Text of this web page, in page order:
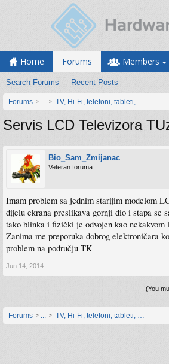
Home Forums
Search Forums Recent Posts
Members
Forums ... TV, Hi-Fi, telefoni, tableti, satovi,
Servis LCD Televizora
Bio_Sam_Zmijanac
Veteran foruma
Imam problem sa jednim starijim modelom
dijelu ekrana preslikava gornji dio i stapa se
tako blinka i fizički je odvojen kao nekakvom
Zanima me preporuka dobrog elektroničara
problem na području TK
Jun 14, 2014
(You
Forums ... TV, Hi-Fi, telefoni, tableti, satovi,